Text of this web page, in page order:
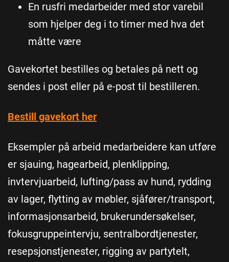
En rusfri medarbeider med stor varebil
som hjelper deg i to timer med hva det
måtte være
Gavekortet bestilles og betales på nett og
sendes i post eller på e-post til bestilleren.
Bestill gavekort her
Eksempler på arbeid medarbeidere kan utføre
er sjauing, hagearbeid, plenklipping,
invtervjuarbeid, lufting/pass av hund, rydding
av lager, flytting av møbler, sjåfører/transport,
informasjonsarbeid, brukerundersøkelser,
fokusgruppeintervju, sentralbordtjenester,
resepsjonstjenester, rigging av partytelt,